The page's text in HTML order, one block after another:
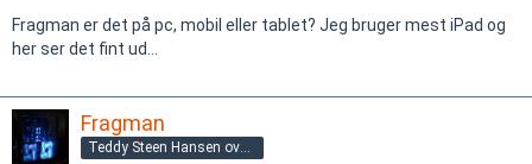
Fragman er det på pc, mobil eller tablet? Jeg bruger mest iPad og
her ser det fint ud…
Fragman
Teddy Steen Hansen overgnu@gmail.com